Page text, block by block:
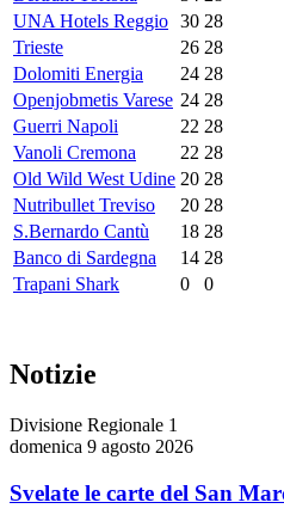
UNA Hotels Reggio 30 28
Trieste
26 28
Dolomiti Energia
24 28
Openjobmetis Varese 24 28
Guerri Napoli
22 28
Vanoli Cremona
22 28
Old Wild West Udine 20 28
Nutribullet Treviso
20 28
S.Bernardo Cantù
18 28
Banco di Sardegna
14 28
Trapani Shark
0 0
Notizie
Divisione Regionale 1
domenica 9 agosto 2026
Svelate le carte del San